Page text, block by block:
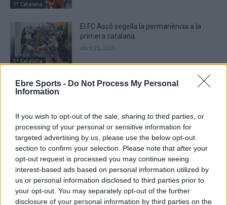
Ebre Sports - Do Not Process My Personal
Information
If you wish to opt-out of the sale, sharing to third parties, or
processing of your personal or sensitive information for
targeted advertising by us, please use the below opt-out
section to confirm your selection. Please note that after your
opt-out request is processed you may continue seeing
interest-based ads based on personal information utilized by
us or personal information disclosed to third parties prior to
your opt-out. You may separately opt-out of the further
disclosure of your personal information by third parties on the
1ª Catalana
1ª Catalana
El FC Ascó segella la permanència a la
primera catalana
abril 25, 2026
1ª Catalana
Una victòria separa la Rapitenca de la
DEIXA UNA RESPOSTA